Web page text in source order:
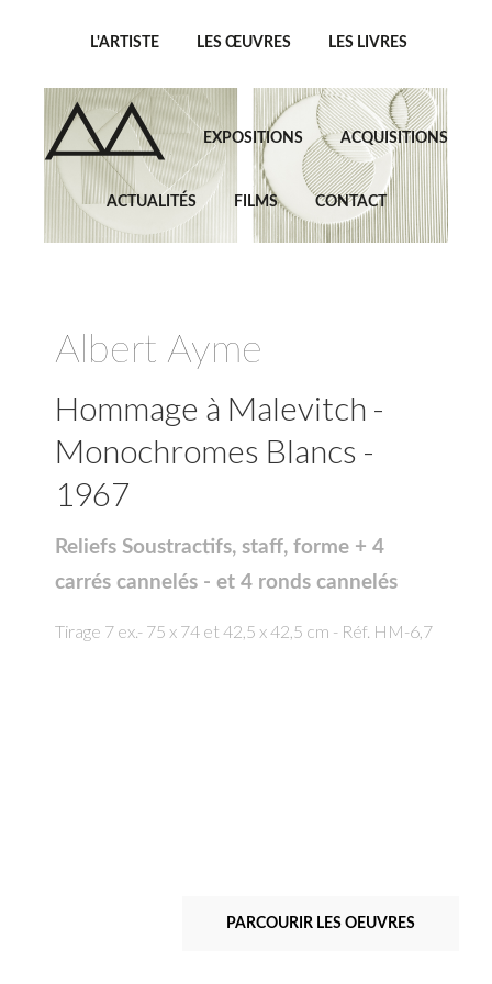
L'ARTISTE LES ŒUVRES LES LIVRES
EXPOSITIONS ACQUISITIONS
ACTUALITÉS FILMS CONTACT
Albert Ayme
Hommage à Malevitch -
Monochromes Blancs -
1967
Reliefs Soustractifs, staff, forme + 4
carrés cannelés - et 4 ronds cannelés
Tirage 7 ex.- 75 x 74 et 42,5 x 42,5 cm - Réf. HM-6,7
PARCOURIR LES OEUVRES